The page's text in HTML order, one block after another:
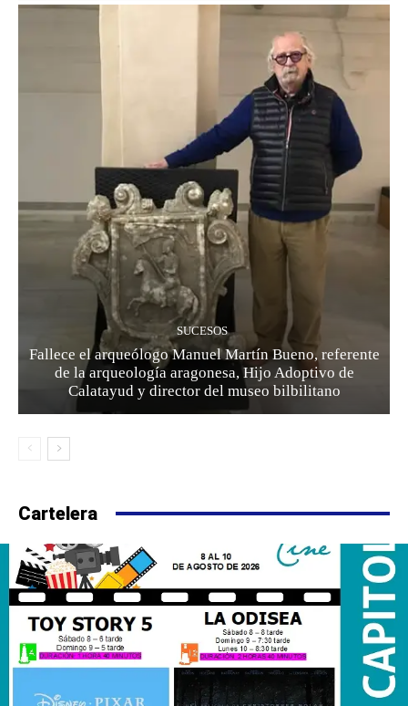
SUCESOS
Fallece el arqueólogo Manuel Martín Bueno, referente
de la arqueología aragonesa, Hijo Adoptivo de
Calatayud y director del museo bilbilitano
Cartelera